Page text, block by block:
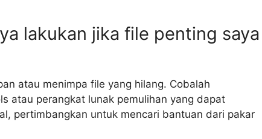
lakukan jika file penting saya
atau menimpa file yang hilang. Cobalah
atau perangkat lunak pemulihan yang dapat
pertimbangkan untuk mencari bantuan dari pakar